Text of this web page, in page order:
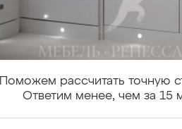
Поможем рассчитать точную
Ответим менее, чем за 15